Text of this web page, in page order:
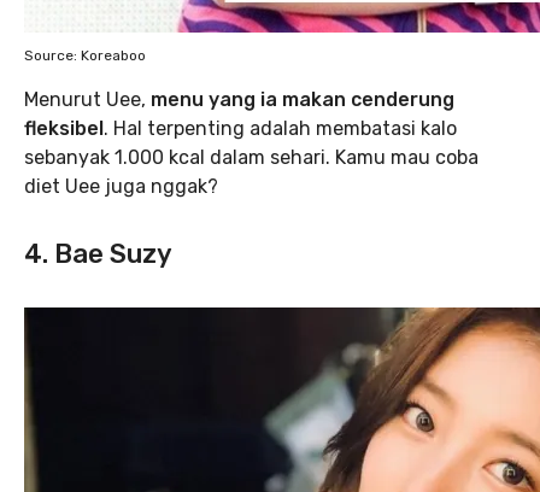
Source: Koreaboo
Menurut Uee, menu yang ia makan cenderung
fleksibel. Hal terpenting adalah membatasi kalo
sebanyak 1.000 kcal dalam sehari. Kamu mau coba
diet Uee juga nggak?
4. Bae Suzy